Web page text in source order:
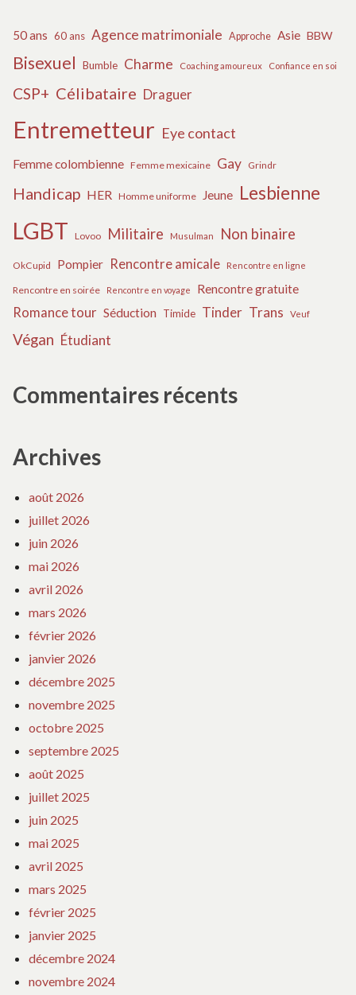
50 ans 60 ans Agence matrimoniale Approche Asie BBW
Bisexuel Bumble Charme Coaching amoureux Confiance en soi
CSP+ Célibataire Draguer
Entremetteur Eye contact
Femme colombienne Femme mexicaine Gay Grindr
Handicap HER Homme uniforme Jeune Lesbienne
LGBT Lovoo Militaire Musulman Non binaire
OkCupid Pompier Rencontre amicale Rencontre en ligne
Rencontre en soirée Rencontre en voyage Rencontre gratuite
Romance tour Séduction Timide Tinder Trans Veuf
Végan Étudiant
Commentaires récents
Archives
août 2026
juillet 2026
juin 2026
mai 2026
avril 2026
mars 2026
février 2026
janvier 2026
décembre 2025
novembre 2025
octobre 2025
septembre 2025
août 2025
juillet 2025
juin 2025
mai 2025
avril 2025
mars 2025
février 2025
janvier 2025
décembre 2024
novembre 2024